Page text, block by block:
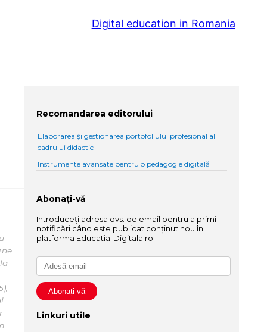
Digital education in Romania
Recomandarea editorului
Elaborarea și gestionarea portofoliului profesional al
cadrului didactic
Instrumente avansate pentru o pedagogie digitală
Abonați-vă
Introduceți adresa dvs. de email pentru a primi
notificări când este publicat conținut nou în
platforma Educatia-Digitala.ro
Linkuri utile